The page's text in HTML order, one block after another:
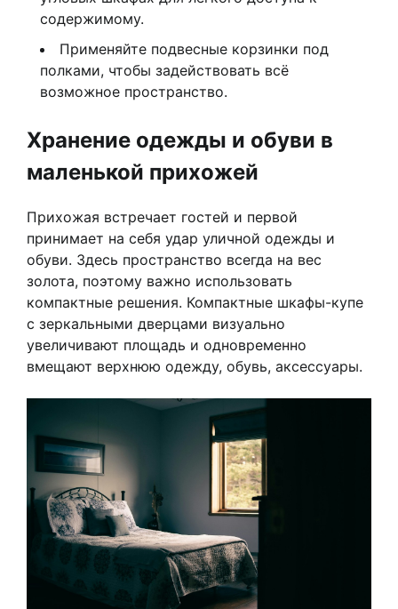
содержимому.
Применяйте подвесные корзинки под
полками, чтобы задействовать всё
возможное пространство.
Хранение одежды и обуви в
маленькой прихожей
Прихожая встречает гостей и первой
принимает на себя удар уличной одежды и
обуви. Здесь пространство всегда на вес
золота, поэтому важно использовать
компактные решения. Компактные шкафы-купе
с зеркальными дверцами визуально
увеличивают площадь и одновременно
вмещают верхнюю одежду, обувь, аксессуары.